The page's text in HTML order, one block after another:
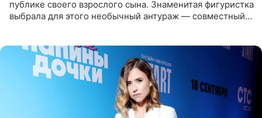
публике своего взрослого сына. Знаменитая фигуристка
выбрала для этого необычный антураж — совместный